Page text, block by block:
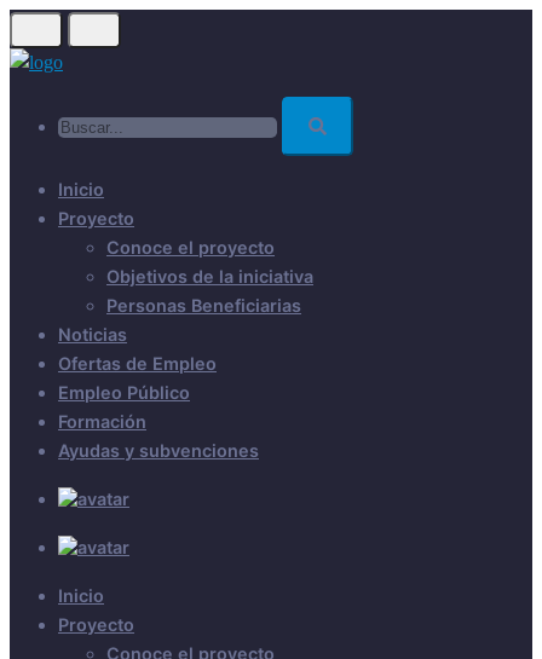
Skip
to
Inicio
Proyecto
Conoce el proyecto
Objetivos de la iniciativa
Personas Beneficiarias
Noticias
Ofertas de Empleo
Empleo Público
Formación
Ayudas y subvenciones
Inicio
Proyecto
Conoce el proyecto